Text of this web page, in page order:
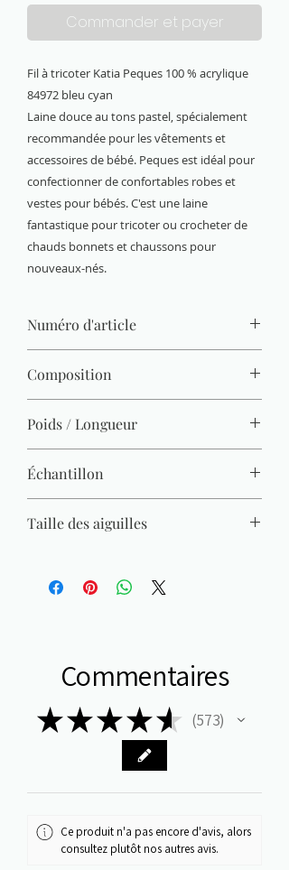
Commander et payer
Fil à tricoter Katia Peques 100 % acrylique
84972 bleu cyan
Laine douce au tons pastel, spécialement
recommandée pour les vêtements et
accessoires de bébé. Peques est idéal pour
confectionner de confortables robes et
vestes pour bébés. C'est une laine
fantastique pour tricoter ou crocheter de
chauds bonnets et chaussons pour
nouveaux-nés.
Numéro d'article
Composition
Poids / Longueur
Échantillon
Taille des aiguilles
Commentaires
★★★★★ 573
573
Ce produit n'a pas encore d'avis, alors
consultez plutôt nos autres avis.